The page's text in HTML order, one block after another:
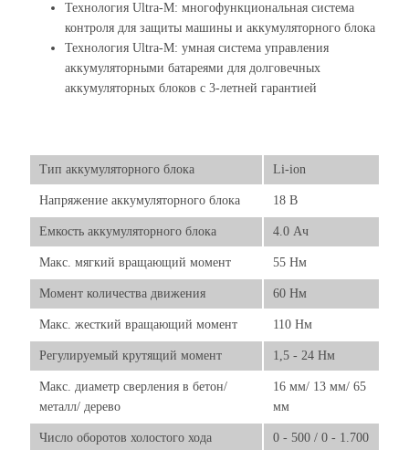
Технология Ultra-M: многофункциональная система
контроля для защиты машины и аккумуляторного блока
Технология Ultra-M: умная система управления
аккумуляторными батареями для долговечных
аккумуляторных блоков с 3-летней гарантией
Тип аккумуляторного блока Li-ion
Напряжение аккумуляторного блока 18 B
Емкость аккумуляторного блока 4.0 Ач
Макс. мягкий вращающий момент 55 Нм
Момент количества движения 60 Нм
Макс. жесткий вращающий момент 110 Нм
Регулируемый крутящий момент 1,5 - 24 Нм
Макс. диаметр сверления в бетон/
металл/ дерево
16 мм/ 13 мм/ 65
мм
Число оборотов холостого хода
0 - 500 / 0 - 1.700